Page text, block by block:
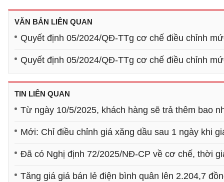
VĂN BẢN LIÊN QUAN
Quyết định 05/2024/QĐ-TTg cơ chế điều chỉnh
Quyết định 05/2024/QĐ-TTg cơ chế điều chỉnh
TIN LIÊN QUAN
Từ ngày 10/5/2025, khách hàng sẽ trả thêm bao
Mới: Chỉ điều chỉnh giá xăng dầu sau 1 ngày khi
Đã có Nghị định 72/2025/NĐ-CP về cơ chế, thời
Tăng giá giá bán lẻ điện bình quân lên 2.204,7